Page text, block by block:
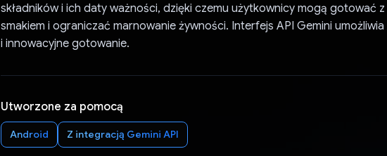
składników i ich daty ważności, dzięki czemu użytkownicy mogą gotować
smakiem i ograniczać marnowanie żywności. Interfejs API Gemini umożliwia
i innowacyjne gotowanie.
Utworzone za pomocą
Android Z integracją Gemini API